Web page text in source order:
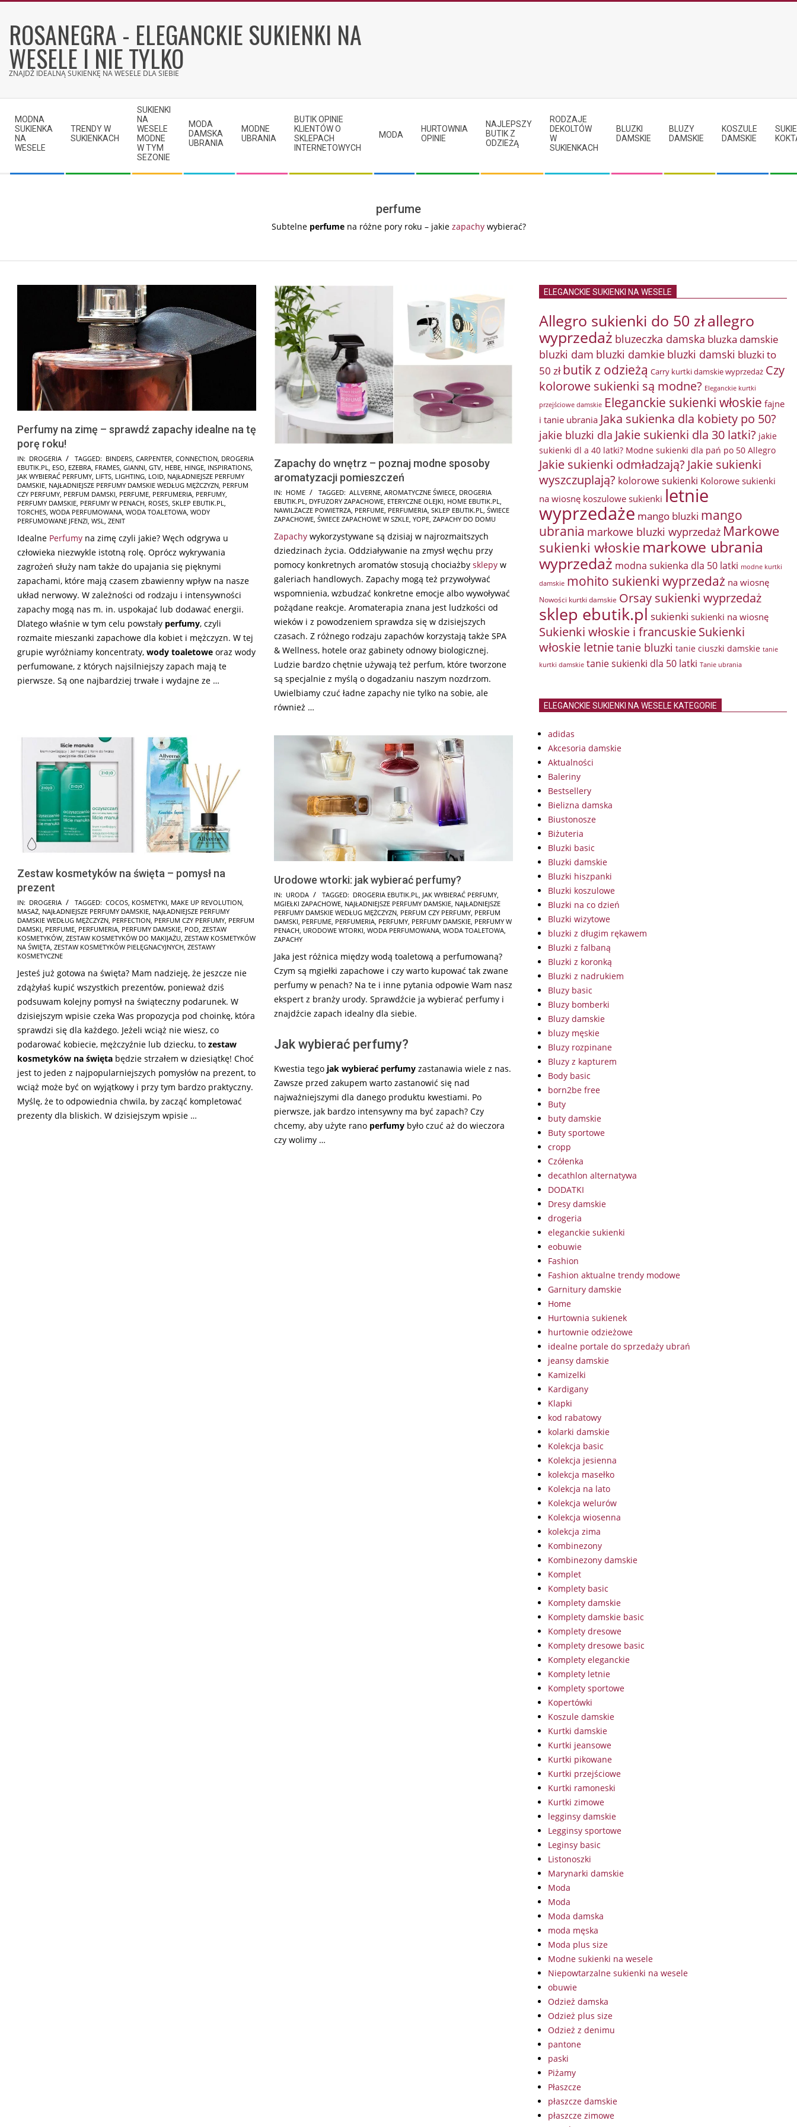
contentROSANEGRA - ELEGANCKIE SUKIENKI NA
WESELE I NIE TYLKO
ZNAJDŹ IDEALNĄ SUKIENKĘ NA WESELE DLA SIEBIE
Navigation
Menu
MODNA
SUKIENKA
NA
WESELE
TRENDY W
SUKIENKACH
SUKIENKI
NA
WESELE
MODNE
W TYM
SEZONIE
MODA
DAMSKA
UBRANIA
MODNE
UBRANIA
BUTIK OPINIE
KLIENTÓW O
SKLEPACH
INTERNETOWYCH
MODA
HURTOWNIA
OPINIE
NAJLEPSZY
BUTIK Z
ODZIEŻĄ
RODZAJE
DEKOLTÓW
W
SUKIENKACH
BLUZKI
DAMSKIE
BLUZY
DAMSKIE
KOSZULE
DAMSKIE
perfume
Subtelne perfumena różne pory roku – jakie zapachywybierać?
Perfumy na zimę – sprawdź zapachy idealne na tę
porę roku!
2024-
11-
25
IN: DROGERIA TAGGED: BINDERS, CARPENTER, CONNECTION, DROGERIA
EBUTIK.PL, ESO, EZEBRA, FRAMES, GIANNI, GTV, HEBE, HINGE, INSPIRATIONS,
JAK WYBIERAĆ PERFUMY, LIFTS, LIGHTING, LOID, NAJŁADNIEJSZE PERFUMY
DAMSKIE, NAJŁADNIEJSZE PERFUMY DAMSKIE WEDŁUG MĘŻCZYZN, PERFUM
CZY PERFUMY, PERFUM DAMSKI, PERFUME, PERFUMERIA, PERFUMY,
PERFUMY DAMSKIE, PERFUMY W PENACH, ROSES, SKLEP EBUTIK.PL,
TORCHES, WODA PERFUMOWANA, WODA TOALETOWA, WODY
PERFUMOWANE JFENZI, WSL, ZENIT
Idealne Perfumy na zimę czyli jakie? Węch odgrywa u
człowieka niezwykle istotną rolę. Oprócz wykrywania
zagrożeń służy nam także do upajania się pięknymi
zapachami, które mają czasem zbawienny wpływ na nasze
układ nerwowy. W zależności od rodzaju i intensywności
zapachy mogą nas m. in. uspokajać lub dodawać energii.
Dlatego właśnie w tym celu powstały perfumy, czyli
rozmaite mieszanki zapachowe dla kobiet i mężczyzn. W tej
grupie wyróżniamy koncentraty, wody toaletowe oraz wody
perfumowane, z których najsilniejszy zapach mają te
pierwsze. Są one najbardziej trwałe i wydajne ze …
Zapachy do wnętrz – poznaj modne sposoby
aromatyzacji pomieszczeń
2024-
11-
15
IN: HOME TAGGED: ALLVERNE AROMATYCZNE ŚWIECE DROGERIA
EBUTIK.PL
DYFUZORY ZAPACHOWE ETERYCZNE OLEJKI HOME EBUTIK.PL
NAWILŻACZE POWIETRZA PERFUME PERFUMERIA SKLEP EBUTIK.PL
ŚWIECE
ZAPACHOWE ŚWIECE ZAPACHOWE W SZKLE YOPE ZAPACHY DO DOMU
Zapachy wykorzystywane są dzisiaj w najrozmaitszych
dziedzinach życia. Oddziaływanie na zmysł węchu przy
pomocy konkretnych aromatów stosują chociażby sklepy w
galeriach handlowych. Zapachy mogą też przywoływać
wspomnienia, wzbudzać konkretne emocje albo wywoływać
pożądane reakcje. Aromaterapia znana jest ludzkości od
wieków i z powodzeniem sprawdza się w dzisiejszych
czasach. Z różnego rodzaju zapachów korzystają także SPA
& Wellness, hotele oraz gabinety odnowy biologicznej.
Ludzie bardzo chętnie używają też perfum, które tworzone
są specjalnie z myślą o dogadzaniu naszym nozdrzom.
Uwielbiamy czuć ładne zapachy nie tylko na sobie, ale
również …
Zestaw kosmetyków na święta – pomysł na
prezent
2024-
11-
13
IN: DROGERIA TAGGED: COCOS, KOSMETYKI, MAKE UP REVOLUTION,
MASAŻ, NAJŁADNIEJSZE PERFUMY DAMSKIE, NAJŁADNIEJSZE PERFUMY
DAMSKIE WEDŁUG MĘŻCZYZN, PERFECTION, PERFUM CZY PERFUMY, PERFUM
DAMSKI, PERFUME, PERFUMERIA, PERFUMY DAMSKIE, POD, ZESTAW
KOSMETYKÓW, ZESTAW KOSMETYKÓW DO MAKIJAŻU, ZESTAW KOSMETYKÓW
NA ŚWIĘTA, ZESTAW KOSMETYKÓW PIELĘGNACYJNYCH, ZESTAWY
KOSMETYCZNE
Jesteś już gotowa na święta? Mam nadzieję, że jeszcze nie
zdążyłaś kupić wszystkich prezentów, ponieważ dziś
podsuwam kolejny pomysł na świąteczny podarunek. W
dzisiejszym wpisie czeka Was propozycja pod choinkę, która
sprawdzi się dla każdego. Jeżeli wciąż nie wiesz, co
podarować kobiecie, mężczyźnie lub dziecku, to zestaw
kosmetyków na święta będzie strzałem w dziesiątkę! Choć
jest to jeden z najpopularniejszych pomysłów na prezent, to
wciąż może być on wyjątkowy i przy tym bardzo praktyczny.
Myślę, że to odpowiednia chwila, by zacząć kompletować
prezenty dla bliskich. W dzisiejszym wpisie …
Urodowe wtorki: jak wybierać perfumy?
2024-
10-
17
IN: URODA TAGGED: DROGERIA EBUTIK.PL JAK WYBIERAĆ PERFUMY
MGIEŁKI ZAPACHOWE NAJŁADNIEJSZE PERFUMY DAMSKIE NAJŁADNIEJSZE
PERFUMY DAMSKIE WEDŁUG MĘŻCZYZN PERFUM CZY PERFUMY PERFUM
DAMSKI PERFUME PERFUMERIA PERFUMY PERFUMY DAMSKIE PERFUMY W
PENACH URODOWE WTORKI WODA PERFUMOWANA WODA TOALETOWA
ZAPACHY
Jaka jest różnica między wodą toaletową a perfumowaną?
Czym są mgiełki zapachowe i czy warto kupować tak zwane
perfumy w penach? Na te i inne pytania odpowie Wam nasz
ekspert z branży urody. Sprawdźcie ja wybierać perfumy i
znajdźcie zapach idealny dla siebie.
Jak wybierać perfumy?
Kwestia tego jak wybierać perfumy zastanawia wiele z nas.
Zawsze przed zakupem warto zastanowić się nad
najważniejszymi dla danego produktu kwestiami. Po
pierwsze, jak bardzo intensywny ma być zapach? Czy
chcemy, aby użyte rano perfumy było czuć aż do wieczora
czy wolimy …
ELEGANCKIE SUKIENKI NA WESELE
Allegro sukienki do 50 złallegro
wyprzedaż bluzeczka damska bluzka damskie
bluzki dam bluzki damkie bluzki damski bluzki to
50 zł butik z odzieżą Carry kurtki damskie wyprzedaż Czy
kolorowe sukienki są modne? Eleganckie kurtki
przejściowe damskie Eleganckie sukienki włoskie fajne
i tanie ubrania Jaka sukienka dla kobiety po 50?
jakie bluzki dla Jakie sukienki dla 30 latki? jakie
sukienki dl a 40 latki? Modne sukienki dla pań po 50 Allegro
Jakie sukienki odmładzają? Jakie sukienki
wyszczuplają? kolorowe sukienki Kolorowe sukienki
na wiosnę koszulowe sukienki letnie
wyprzedaże mango bluzki mango
ubrania markowe bluzki wyprzedaż Markowe
sukienki włoskie markowe ubrania
wyprzedaż modna sukienka dla 50 latki modne kurtki
damskie mohito sukienki wyprzedaż na wiosnę
Nowości kurtki damskie Orsay sukienki wyprzedaż
sklep ebutik.pl sukienki sukienki na wiosnę
Sukienki włoskie i francuskieSukienki
włoskie letnietanie bluzki tanie ciuszki damskie tanie
kurtki damskie tanie sukienki dla 50 latki Tanie ubrania
ELEGANCKIE SUKIENKI NA WESELE KATEGORIE
adidas
Akcesoria damskie
Aktualności
Baleriny
Bestsellery
Bielizna damska
Biustonosze
Biżuteria
Bluzki basic
Bluzki damskie
Bluzki hiszpanki
Bluzki koszulowe
Bluzki na co dzień
Bluzki wizytowe
bluzki z długim rękawem
Bluzki z falbaną
Bluzki z koronką
Bluzki z nadrukiem
Bluzy basic
Bluzy bomberki
Bluzy damskie
bluzy męskie
Bluzy rozpinane
Bluzy z kapturem
Body basic
born2be free
Buty
buty damskie
Buty sportowe
cropp
Czółenka
decathlon alternatywa
DODATKI
Dresy damskie
drogeria
eleganckie sukienki
eobuwie
Fashion
Fashion aktualne trendy modowe
Garnitury damskie
Home
Hurtownia sukienek
hurtownie odzieżowe
idealne portale do sprzedaży ubrań
jeansy damskie
Kamizelki
Kardigany
Klapki
kod rabatowy
kolarki damskie
Kolekcja basic
Kolekcja jesienna
kolekcja masełko
Kolekcja na lato
Kolekcja welurów
Kolekcja wiosenna
kolekcja zima
Kombinezony
Kombinezony damskie
Komplet
Komplety basic
Komplety damskie
Komplety damskie basic
Komplety dresowe
Komplety dresowe basic
Komplety eleganckie
Komplety letnie
Komplety sportowe
Kopertówki
Koszule damskie
Kurtki damskie
Kurtki jeansowe
Kurtki pikowane
Kurtki przejściowe
Kurtki ramoneski
Kurtki zimowe
legginsy damskie
Legginsy sportowe
Leginsy basic
Listonoszki
Marynarki damskie
Moda
Moda
Moda damska
moda męska
Moda plus size
Modne sukienki na wesele
Niepowtarzalne sukienki na wesele
obuwie
Odzież damska
Odzież plus size
Odzież z denimu
pantone
paski
Piżamy
Płaszcze
płaszcze damskie
płaszcze zimowe